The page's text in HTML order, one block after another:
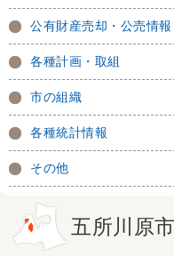
公有財産売却・公売情報
各種計画・取組
市の組織
各種統計情報
その他
五所川原市